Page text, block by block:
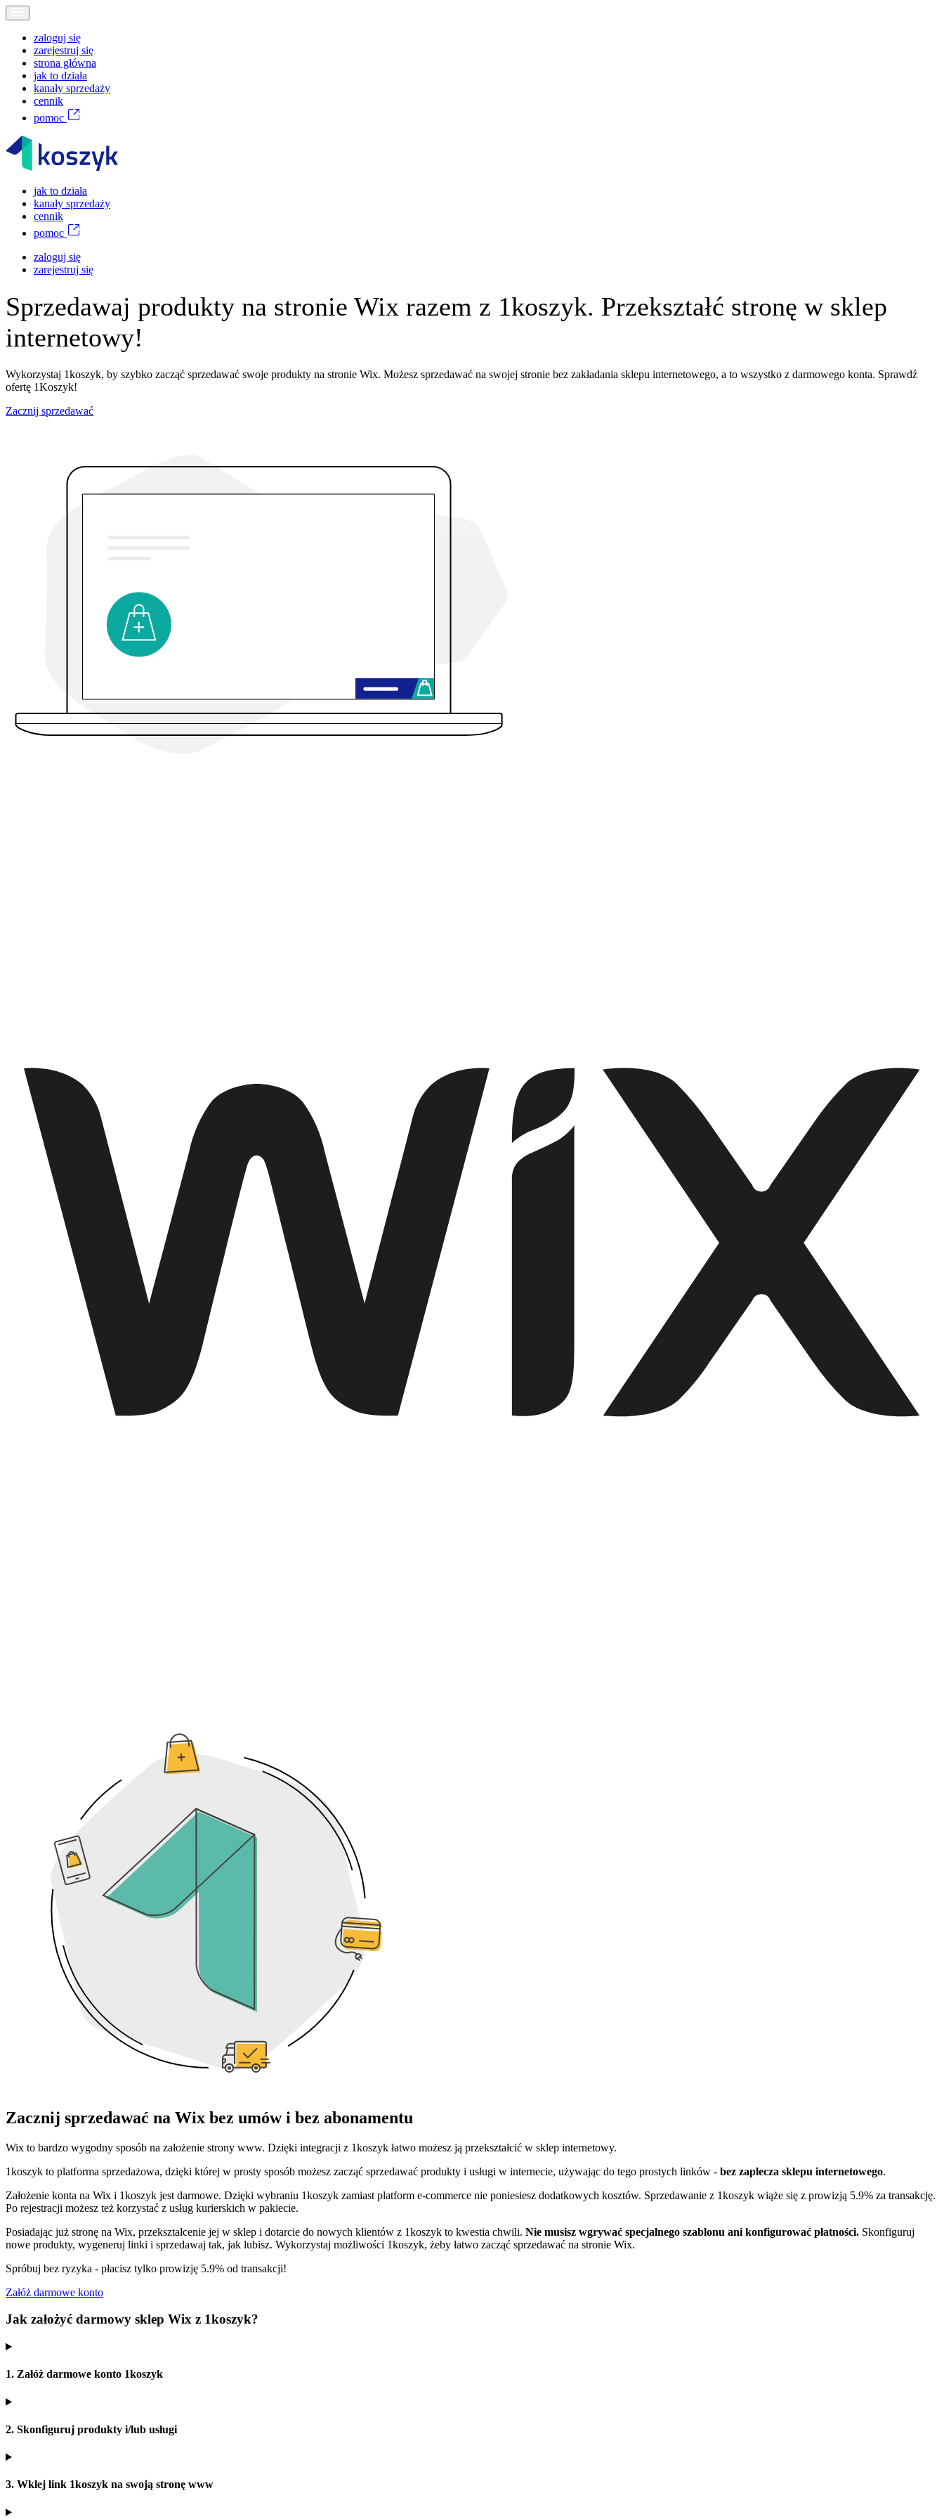
zaloguj się
zarejestruj się
strona główna
jak to działa
kanały sprzedaży
cennik
pomoc
jak to działa
kanały sprzedaży
cennik
pomoc
zaloguj się
zarejestruj się
Sprzedawaj produkty na stronie Wix razem z 1koszyk. Przekształć stronę w sklep
internetowy!
Wykorzystaj 1koszyk, by szybko zacząć sprzedawać swoje produkty na stronie Wix. Możesz sprzedawać na swojej stronie bez zakładania sklepu internetowego, a to wszystko z darmowego konta. Sprawdź
ofertę 1Koszyk!
Zacznij sprzedawać
Zacznij sprzedawać na Wix bez umów i bez abonamentu
Wix to bardzo wygodny sposób na założenie strony www. Dzięki integracji z 1koszyk łatwo możesz ją przekształcić w sklep internetowy.
1koszyk to platforma sprzedażowa, dzięki której w prosty sposób możesz zacząć sprzedawać produkty i usługi w internecie, używając do tego prostych linków - bez zaplecza sklepu internetowego.
Założenie konta na Wix i 1koszyk jest darmowe. Dzięki wybraniu 1koszyk zamiast platform e-commerce nie poniesiesz dodatkowych kosztów. Sprzedawanie z 1koszyk wiąże się z prowizją 5.9% za transakcję.
Po rejestracji możesz też korzystać z usług kurierskich w pakiecie.
Posiadając już stronę na Wix, przekształcenie jej w sklep i dotarcie do nowych klientów z 1koszyk to kwestia chwili. Nie musisz wgrywać specjalnego szablonu ani konfigurować płatności. Skonfiguruj
nowe produkty, wygeneruj linki i sprzedawaj tak, jak lubisz. Wykorzystaj możliwości 1koszyk, żeby łatwo zacząć sprzedawać na stronie Wix.
Spróbuj bez ryzyka - płacisz tylko prowizję 5.9% od transakcji!
Załóż darmowe konto
Jak założyć darmowy sklep Wix z 1koszyk?
1. Załóż darmowe konto 1koszyk
2. Skonfiguruj produkty i/lub usługi
3. Wklej link 1koszyk na swoją stronę www